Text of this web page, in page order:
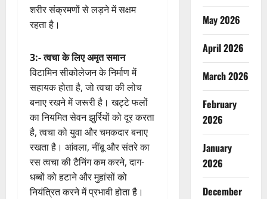
शरीर संक्रमणों से लड़ने में सक्षम
रहता है।
3:- त्वचा के लिए अमृत समान
विटामिन सीकोलेजन के निर्माण में
सहायक होता है, जो त्वचा की लोच
बनाए रखने में जरूरी है। खट्टे फलों
का नियमित सेवन झुर्रियों को दूर करता
है, त्वचा को युवा और चमकदार बनाए
रखता है। आंवला, नींबू और संतरे का
रस त्वचा की टैनिंग कम करने, दाग-
धब्बों को हटाने और मुहांसों को
नियंत्रित करने में प्रभावी होता है।
May 2026
April 2026
March 2026
February
2026
January
2026
December